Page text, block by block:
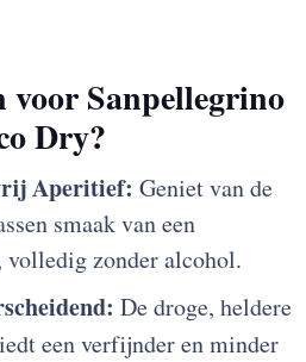
voor Sanpellegrino
Dry?
Aperitief: Geniet van de
smaak van een
zonder alcohol.
De droge, heldere
een verfijnder en minder